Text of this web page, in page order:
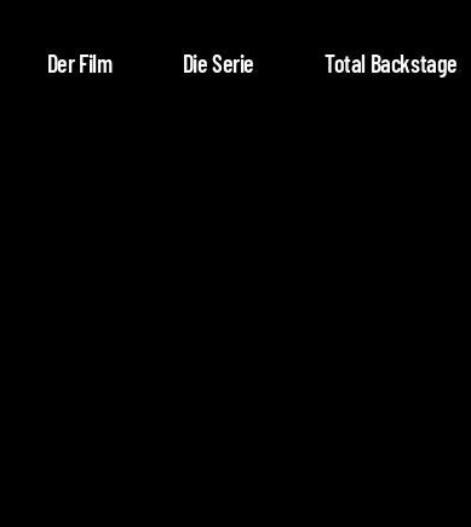
Der Film Die Serie Total Backstage